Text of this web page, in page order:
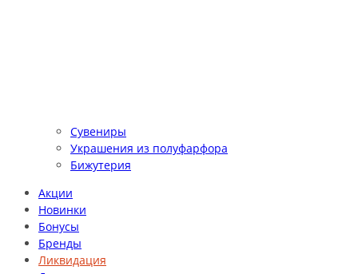
Сувениры
Украшения из полуфарфора
Бижутерия
Акции
Новинки
Бонусы
Бренды
Ликвидация